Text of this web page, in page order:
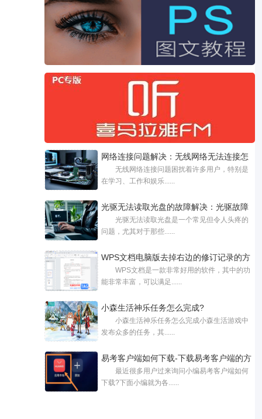
网络连接问题解决：无线网络无法连接怎
无线网络连接问题困扰着许多用户，特别是
在学习、工作和娱乐......
光驱无法读取光盘的故障解决：光驱故障
光驱无法读取光盘是一个常见但令人头疼的
问题，尤其对于那些......
WPS文档电脑版去掉右边的修订记录的方
WPS文档是一款非常好用的软件，其中的功
能非常丰富，可以满足......
小森生活神乐任务怎么完成?
小森生活神乐任务怎么完成小森生活游戏中
发布众多的任务，其......
易考客户端如何下载-下载易考客户端的方
最近很多用户过来询问小编易考客户端如何
下载?下面小编就为各......